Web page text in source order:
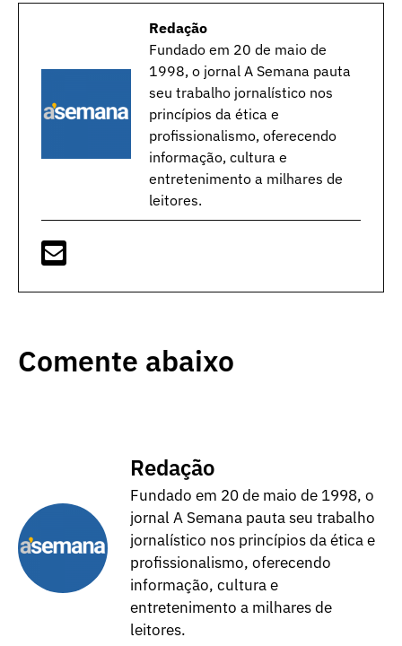
Redação
Fundado em 20 de maio de
1998, o jornal A Semana pauta
seu trabalho jornalístico nos
princípios da ética e
profissionalismo, oferecendo
informação, cultura e
entretenimento a milhares de
leitores.
Comente abaixo
Redação
Fundado em 20 de maio de 1998, o
jornal A Semana pauta seu trabalho
jornalístico nos princípios da ética e
profissionalismo, oferecendo
informação, cultura e
entretenimento a milhares de
leitores.